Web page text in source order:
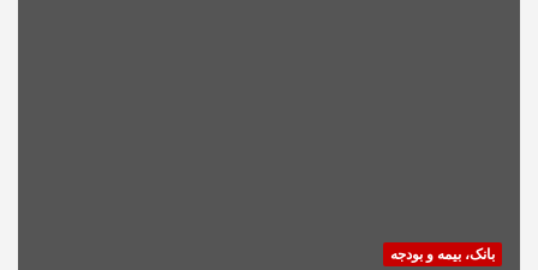
بانک، بیمه و بودجه